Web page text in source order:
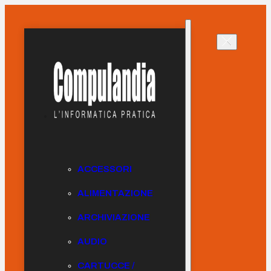
ACCESSORI
ALIMENTAZIONE
ARCHIVIAZIONE
AUDIO
CARTUCCE /